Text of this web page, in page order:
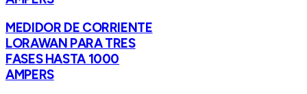
MEDIDOR DE CORRIENTE
LORAWAN PARA TRES
FASES HASTA 1000
AMPERS